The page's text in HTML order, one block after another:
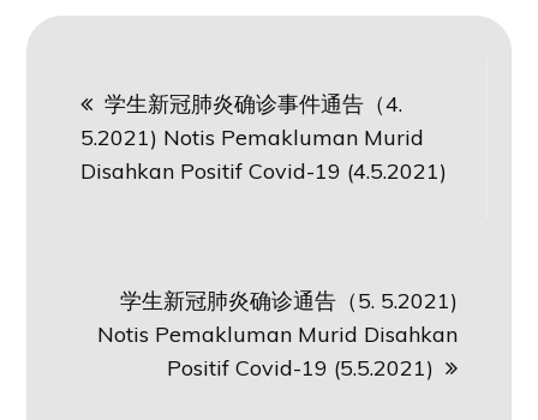
navigation
学生新冠肺炎确诊事件通告（4.
5.2021) Notis Pemakluman Murid
Disahkan Positif Covid-19 (4.5.2021)
学生新冠肺炎确诊通告（5. 5.2021)
Notis Pemakluman Murid Disahkan
Positif Covid-19 (5.5.2021)